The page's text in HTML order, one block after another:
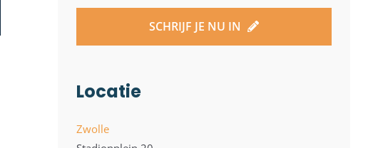
SCHRIJF JE NU IN
Locatie
Zwolle